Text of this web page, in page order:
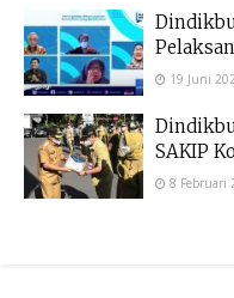
19 Juni
SAKIP
8 Februari